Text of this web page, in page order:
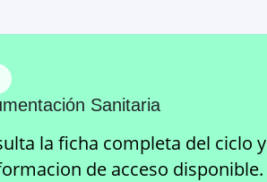
Sanitaria
la ficha completa del ciclo y
de acceso disponible.